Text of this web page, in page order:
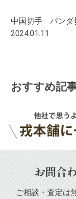
中国切手 パン
2024.01.11
おすすめ記
お問合
ご相談・査定は